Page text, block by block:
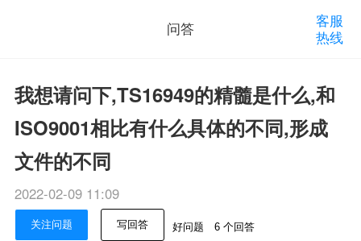
问答
客服
热线
我想请问下,TS16949的精髓是什么,和
ISO9001相比有什么具体的不同,形成
文件的不同
2022-02-09 11:09
关注问题 写回答 好问题 6 个回答